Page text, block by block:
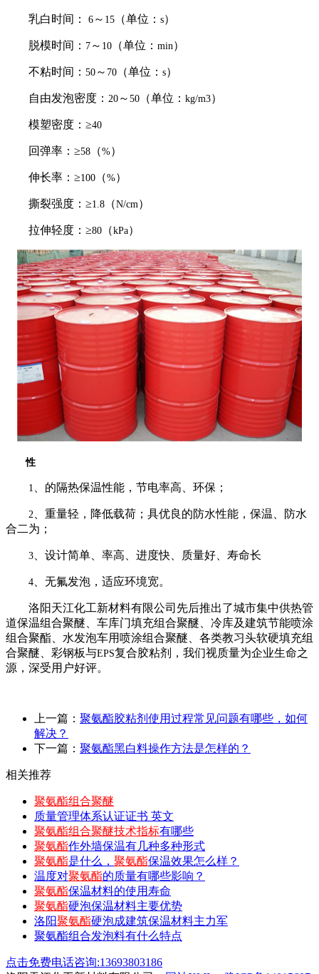
乳白时间： 6 ～ 15 （单位： s）
脱模时间： 7 ～ 10 （单位： min）
不粘时间： 50 ～ 70 （单位： s）
自由发泡密度： 20 ～ 50 （单位： kg/m3）
模塑密度：≥40
回弹率：≥58 （%）
伸长率：≥100 （%）
撕裂强度：≥1.8 （N/cm）
拉伸轻度：≥80 （kPa）
性
1 、的隔热保温性能，节电率高、环保；
2 、重量轻，降低载荷；具优良的防水性能，保温、防水
合二为；
3 、设计简单、率高、进度快、质量好、寿命长
4 、无氟发泡，适应环境宽。
洛阳天江化工新材料有限公司先后推出了城市集中供热管
道保温组合聚醚、车库门填充组合聚醚、冷库及建筑节能喷涂
组合聚酯、水发泡车用喷涂组合聚醚、各类教习头软硬填充组
合聚醚、彩钢板与EPS复合胶粘剂，我们视质量为企业生命之
源，深受用户好评。
上一篇： 聚氨酯胶粘剂使用过程常见问题有哪些，如何
解决？
下一篇： 聚氨酯黑白料操作方法是怎样的？
相关推荐
聚氨酯组合聚醚
质量管理体系认证证书 英文
聚氨酯组合聚醚技术指标有哪些
聚氨酯作外墙保温有几种多种形式
聚氨酯是什么， 聚氨酯保温效果怎么样？
温度对聚氨酯的质量有哪些影响？
聚氨酯保温材料的使用寿命
聚氨酯硬泡保温材料主要优势
洛阳聚氨酯硬泡成建筑保温材料主力军
聚氨酯组合发泡料有什么特点
点击免费电话咨询:13693803186